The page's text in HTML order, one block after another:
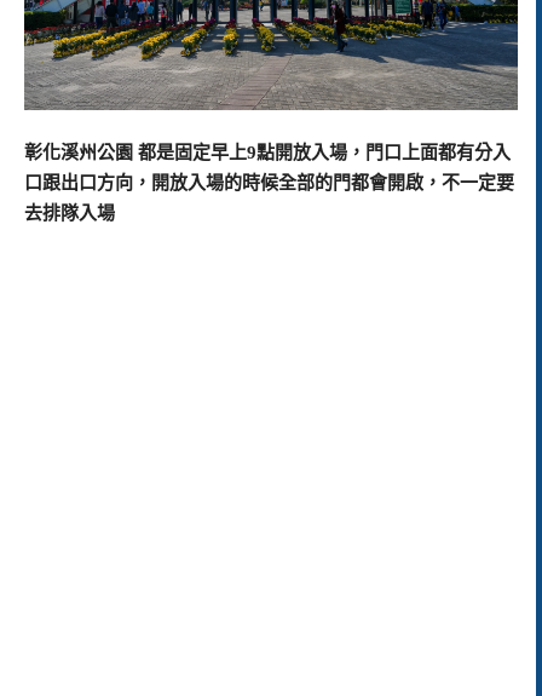
彰化溪州公園 都是固定早上9點開放入場，門口上面都有分入
口跟出口方向，開放入場的時候全部的門都會開啟，不一定要
去排隊入場